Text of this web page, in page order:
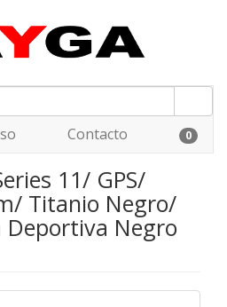
Contacto 0
11/ GPS/
Titanio Negro/
Deportiva Negro